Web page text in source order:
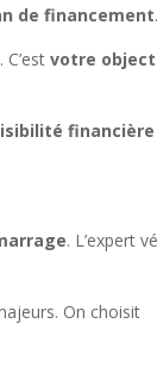
de financement.
C’estvotre
. L’expert
On choisit